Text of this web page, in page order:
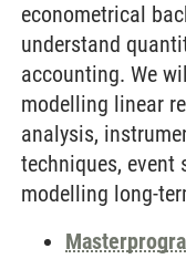
econometrical
understand
accounting. We
modelling linear
analysis,
techniques, event
modelling long-